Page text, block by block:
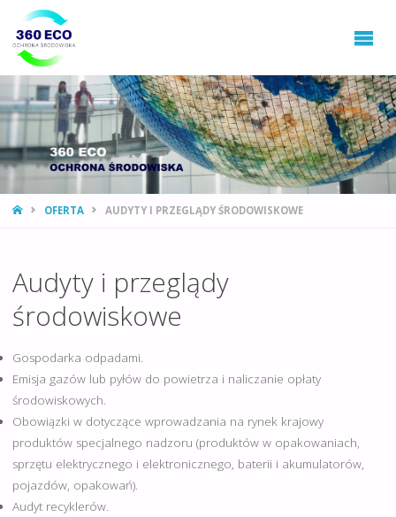
STRONA
OFERTA AUDYTY I PRZEGLĄDY ŚRODOWISKOWE
Audyty i przeglądy
środowiskowe
Gospodarka odpadami.
Emisja gazów lub pyłów do powietrza i naliczanie opłaty
środowiskowych.
Obowiązki w dotyczące wprowadzania na rynek krajowy
produktów specjalnego nadzoru (produktów w opakowaniach,
sprzętu elektrycznego i elektronicznego, baterii i akumulatorów,
pojazdów, opakowań).
Audyt recyklerów.